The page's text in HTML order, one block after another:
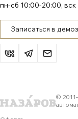
пн-сб 10:00-20:00,
Записаться в
©